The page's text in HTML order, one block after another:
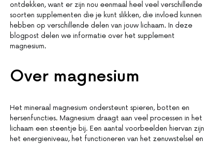
ontdekken, want er zijn nou eenmaal heel veel verschillende
soorten supplementen die je kunt slikken, die invloed kunnen
hebben op verschillende delen van jouw lichaam. In deze
blogpost delen we informatie over het supplement
magnesium.
Over magnesium
Het mineraal magnesium ondersteunt spieren, botten en
hersenfuncties. Magnesium draagt aan veel processen in het
lichaam een steentje bij. Een aantal voorbeelden hiervan zijn
het energieniveau, het functioneren van het zenuwstelsel en